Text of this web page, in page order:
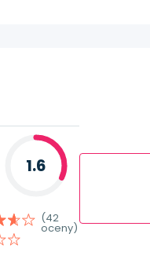
1.6
(42
oceny)